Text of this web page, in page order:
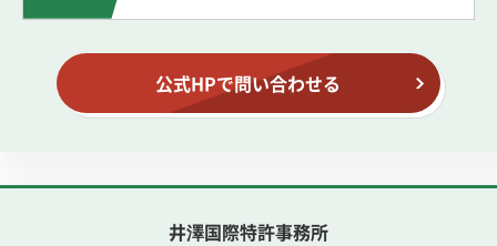
公式HPで問い合わせる
井澤国際特許事務所